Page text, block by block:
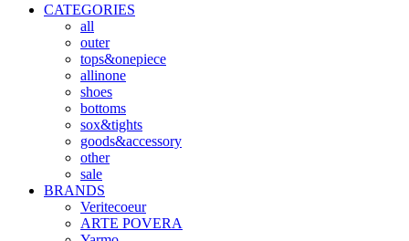
CATEGORIES
all
outer
tops&onepiece
allinone
shoes
bottoms
sox&tights
goods&accessory
other
sale
BRANDS
Veritecoeur
ARTE POVERA